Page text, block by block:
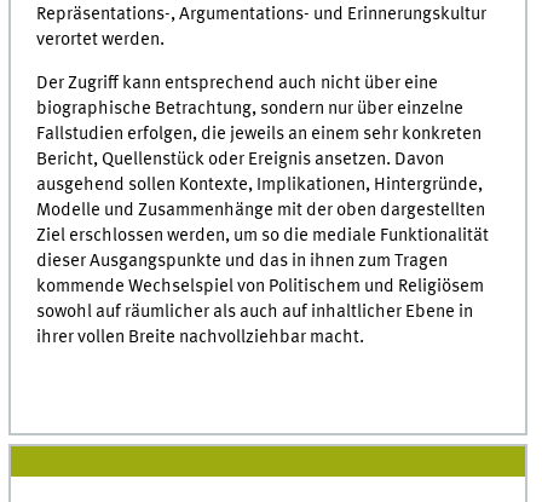
Repräsentations-, Argumentations- und Erinnerungskultur
verortet werden.
Der Zugriff kann entsprechend auch nicht über eine
biographische Betrachtung, sondern nur über einzelne
Fallstudien erfolgen, die jeweils an einem sehr konkreten
Bericht, Quellenstück oder Ereignis ansetzen. Davon
ausgehend sollen Kontexte, Implikationen, Hintergründe,
Modelle und Zusammenhänge mit der oben dargestellten
Ziel erschlossen werden, um so die mediale Funktionalität
dieser Ausgangspunkte und das in ihnen zum Tragen
kommende Wechselspiel von Politischem und Religiösem
sowohl auf räumlicher als auch auf inhaltlicher Ebene in
ihrer vollen Breite nachvollziehbar macht.